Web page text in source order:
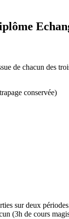
de chacun des
conservée)
sur deux
(3h de cours